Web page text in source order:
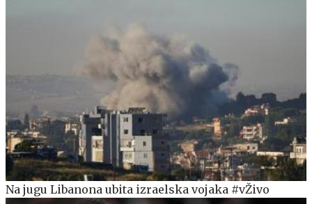
Na jugu Libanona ubita izraelska vojaka #vŽivo